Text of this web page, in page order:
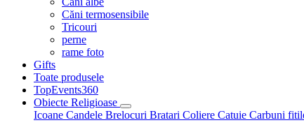
Căni termosensibile
Tricouri
perne
rame foto
Gifts
Toate produsele
TopEvents360
Obiecte Religioase
Icoane Candele Brelocuri Bratari Coliere Catuie Carbuni